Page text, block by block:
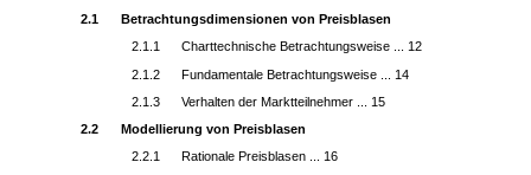
2.1
Betrachtungsdimensionen von Preisblasen
2.1.1
Charttechnische Betrachtungsweise ... 12
2.1.2
Fundamentale Betrachtungsweise ... 14
2.1.3
Verhalten der Marktteilnehmer ... 15
2.2
Modellierung von Preisblasen
2.2.1
Rationale Preisblasen ... 16